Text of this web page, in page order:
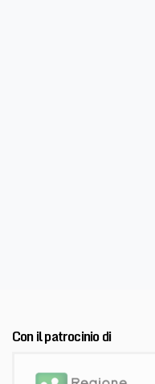
Con il patrocinio di